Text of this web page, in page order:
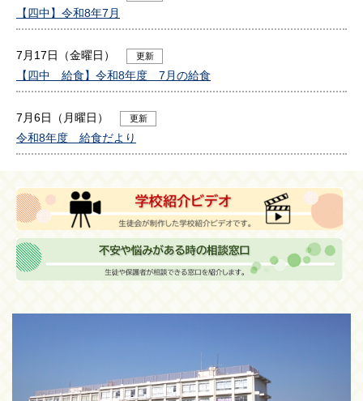
【四中】令和8年7月
7月17日（金曜日） 更新
【四中 給食】令和8年度 7月の給食
7月6日（月曜日） 更新
令和8年度 給食だより